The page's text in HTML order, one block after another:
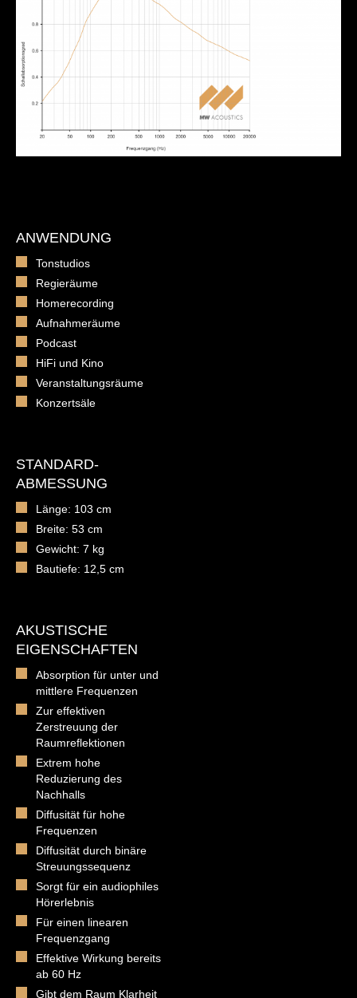
ANWENDUNG
Tonstudios
Regieräume
Homerecording
Aufnahmeräume
Podcast
HiFi und Kino
Veranstaltungsräume
Konzertsäle
STANDARD-
ABMESSUNG
Länge: 103 cm
Breite: 53 cm
Gewicht: 7 kg
Bautiefe: 12,5 cm
AKUSTISCHE
EIGENSCHAFTEN
Absorption für unter und
mittlere Frequenzen
Zur effektiven
Zerstreuung der
Raumreflektionen
Extrem hohe
Reduzierung des
Nachhalls
Diffusität für hohe
Frequenzen
Diffusität durch binäre
Streuungssequenz
Sorgt für ein audiophiles
Hörerlebnis
Für einen linearen
Frequenzgang
Effektive Wirkung bereits
ab 60 Hz
Gibt dem Raum Klarheit